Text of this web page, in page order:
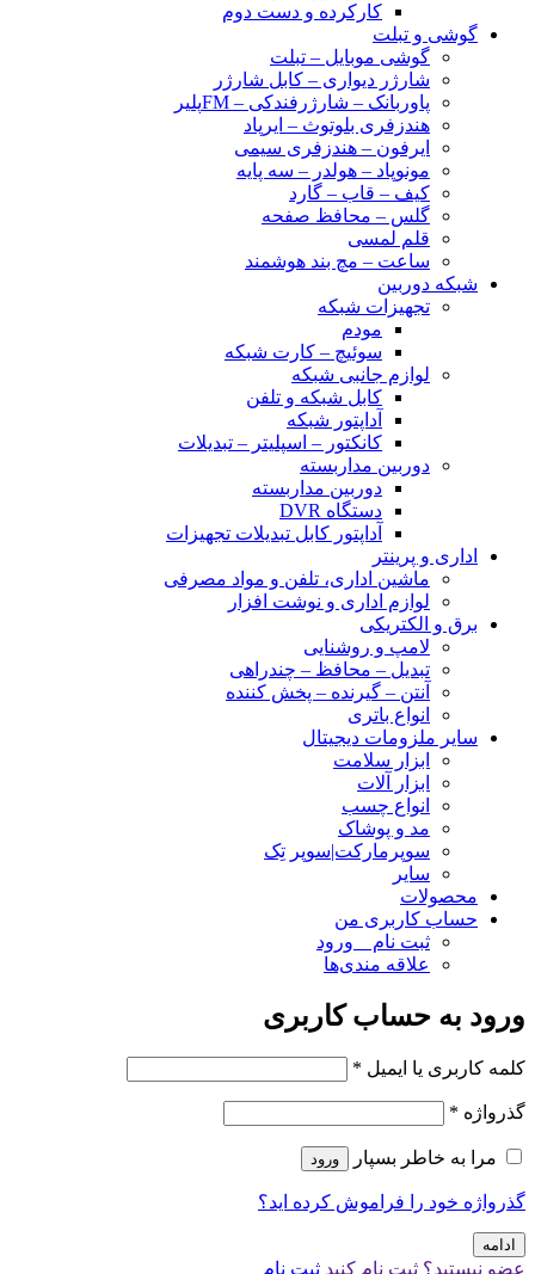
کارکرده و دست دوم
گوشی و تبلت
گوشی موبایل – تبلت
شارژر دیواری – کابل شارژر
پاوربانک – شارژرفندکی – FMپلیر
هندزفری بلوتوث – ایرپاد
ایرفون – هندزفری سیمی
مونوپاد – هولدر – سه پایه
کیف – قاب – گارد
گلس – محافظ صفحه
قلم لمسی
ساعت – مچ بند هوشمند
شبکه دوربین
تجهیزات شبکه
مودم
سوئیچ – کارت شبکه
لوازم جانبی شبکه
کابل شبکه و تلفن
آداپتور شبکه
کانکتور – اسپلیتر – تبدیلات
دوربین مداربسته
دوربین مداربسته
دستگاه DVR
آداپتور کابل تبدیلات تجهیزات
اداری و پرینتر
ماشین اداری، تلفن و مواد مصرفی
لوازم اداری و نوشت افزار
برق و الکتریکی
لامپ و روشنایی
تبدیل – محافظ – چندراهی
آنتن – گیرنده – پخش کننده
انواع باتری
سایر ملزومات دیجیتال
ابزار سلامت
ابزار آلات
انواع چسب
مد و پوشاک
سوپرمارکت|سوپر تِک
سایر
محصولات
حساب کاربری من
ثبت نام _ ورود
علاقه مندی‌ها
ورود به حساب کاربری
کلمه کاربری یا ایمیل *
گذرواژه *
مرا به خاطر بسپار ورود
گذرواژه خود را فراموش کرده اید؟
ادامه
عضو نیستید؟ ثبت نام کنید ثبت نام